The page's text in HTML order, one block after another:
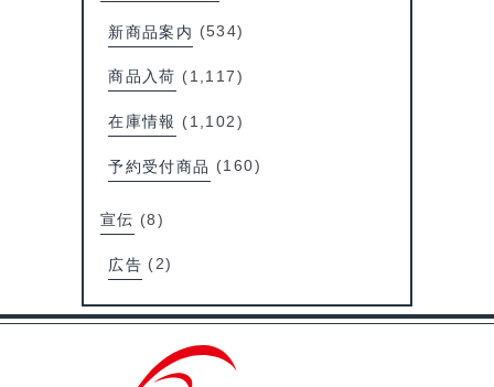
新商品案内 (534)
商品入荷 (1,117)
在庫情報 (1,102)
予約受付商品 (160)
宣伝 (8)
広告 (2)